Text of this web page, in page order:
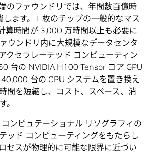
のファウンドリでは、年間数百億時
します。1 枚のチップの一般的なマス
算時間が 3,000 万時間以上も必要に
ウンドリ内に大規模なデータセンタ
クセラレーテッド コンピューティン
台の NVIDIA H100 Tensor コア GPU
台の CPU システムを置き換え
間を短縮し、 コスト、スペース、消
。
ンピュテーショナル リソグラフィの
ッド コンピューティングをもたらし
セスが物理的に可能な限界に近づい